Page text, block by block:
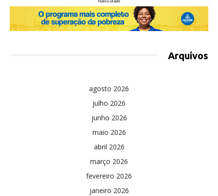
Arquivos
agosto 2026
julho 2026
junho 2026
maio 2026
abril 2026
março 2026
fevereiro 2026
janeiro 2026